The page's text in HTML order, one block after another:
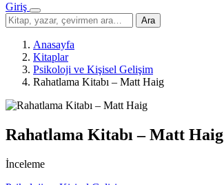
Giriş
Menü
Sitede
ara
Ara
Anasayfa
Kitaplar
Psikoloji ve Kişisel Gelişim
Rahatlama Kitabı – Matt Haig
Rahatlama Kitabı – Matt Haig
İnceleme